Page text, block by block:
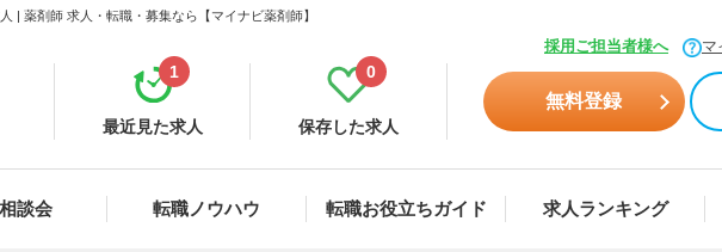
薬剤師 求人・転職・募集なら【マイナビ薬剤師】
採用ご担当者様へ マ
最近見た求人
1
保存した求人
0
無料登録
談会 転職ノウハウ 転職お役立ちガイド 求人ランキング